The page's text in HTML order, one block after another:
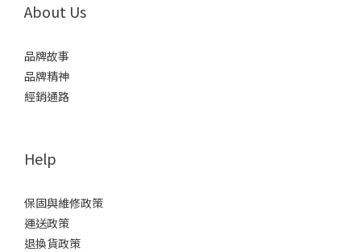
About Us
品牌故事
品牌精神
經銷通路
Help
保固與維修政策
運送政策
退換貨政策